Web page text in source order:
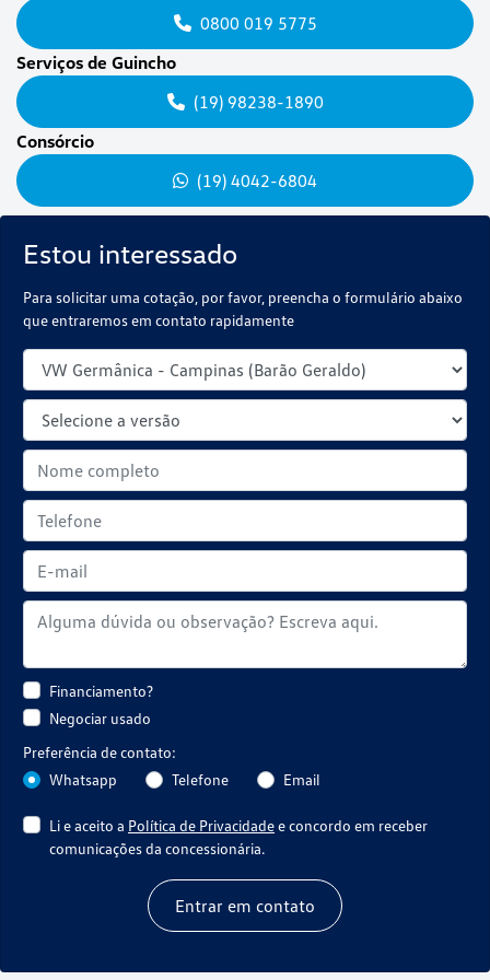
Estou interessado
Para solicitar uma cotação, por favor, preencha o formulário abaixo
que entraremos em contato rapidamente
Financiamento?
Negociar usado
Preferência de contato:
Whatsapp
Telefone Email
Li e aceito a Política de Privacidadee concordo em receber
comunicações da concessionária.
Entrar em contato
0800 019 5775
Serviços de Guincho
(19) 98238-1890
Consórcio
(19) 4042-6804